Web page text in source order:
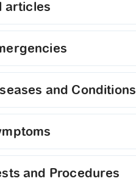
articles
and Conditions
and Procedures